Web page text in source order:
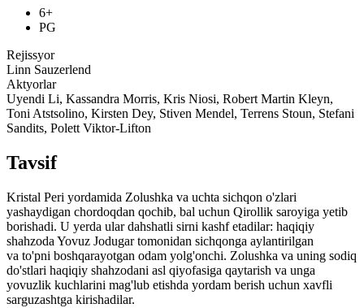
6+
PG
Rejissyor
Linn Sauzerlend
Aktyorlar
Uyendi Li, Kassandra Morris, Kris Niosi, Robert Martin Kleyn,
Toni Atstsolino, Kirsten Dey, Stiven Mendel, Terrens Stoun, Stefani
Sandits, Polett Viktor-Lifton
Tavsif
Kristal Peri yordamida Zolushka va uchta sichqon o'zlari
yashaydigan chordoqdan qochib, bal uchun Qirollik saroyiga yetib
borishadi. U yerda ular dahshatli sirni kashf etadilar: haqiqiy
shahzoda Yovuz Jodugar tomonidan sichqonga aylantirilgan
va to'pni boshqarayotgan odam yolg'onchi. Zolushka va uning sodiq
do'stlari haqiqiy shahzodani asl qiyofasiga qaytarish va unga
yovuzlik kuchlarini mag'lub etishda yordam berish uchun xavfli
sarguzashtga kirishadilar.